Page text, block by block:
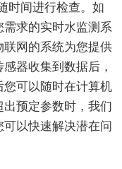
时间进行检查。如
求的实时水监测系
网的系统为您提供
器收集到数据后，
可以随时在计算机
预定参数时，我们
以快速解决潜在问